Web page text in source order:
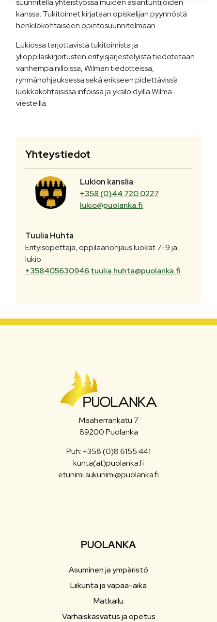
suunnitella yhteistyössä muiden asiantuntijoiden
kanssa. Tukitoimet kirjataan opiskelijan pyynnöstä
henkilökohtaiseen opintosuunnitelmaan
Lukiossa tarjottavista tukitoimista ja
ylioppilaskirjoitusten erityisjärjestelyistä tiedotetaan
vanhempainilloissa, Wilman tiedotteissa,
ryhmänohjauksessa sekä erikseen pidettävissä
luokkakohtaisissa infoissa ja yksilöidyillä Wilma-
viesteillä.
Yhteystiedot
Lukion kanslia
+358 (0)44 720 0227
lukio@puolanka.fi
Tuulia Huhta
Erityisopettaja, oppilaanohjaus luokat 7-9 ja
lukio
+358405630946tuulia.huhta@puolanka.fi
Maaherrankatu 7
89200 Puolanka
Puh: +358 (0)8 6155 441
kunta(at)puolanka.fi
etunimi.sukunimi@puolanka.fi
PUOLANKA
Asuminen ja ympäristö
Liikunta ja vapaa-aika
Matkailu
Varhaiskasvatus ja opetus